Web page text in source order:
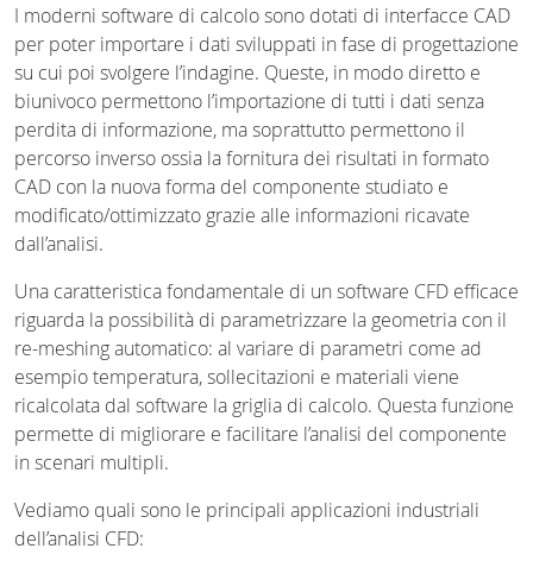
I moderni software di calcolo sono dotati di interfacce CAD
per poter importare i dati sviluppati in fase di progettazione
su cui poi svolgere l’indagine. Queste, in modo diretto e
biunivoco permettono l’importazione di tutti i dati senza
perdita di informazione, ma soprattutto permettono il
percorso inverso ossia la fornitura dei risultati in formato
CAD con la nuova forma del componente studiato e
modificato/ottimizzato grazie alle informazioni ricavate
dall’analisi.
Una caratteristica fondamentale di un software CFD efficace
riguarda la possibilità di parametrizzare la geometria con il
re-meshing automatico: al variare di parametri come ad
esempio temperatura, sollecitazioni e materiali viene
ricalcolata dal software la griglia di calcolo. Questa funzione
permette di migliorare e facilitare l’analisi del componente
in scenari multipli.
Vediamo quali sono le principali applicazioni industriali
dell’analisi CFD: